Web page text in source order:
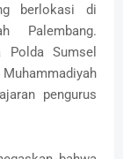
berlokasi di
Palembang.
Polda Sumsel
pengurus